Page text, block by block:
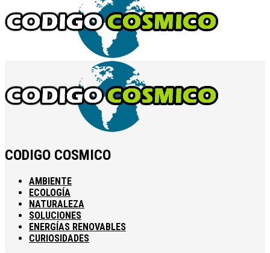
CODIGO COSMICO
AMBIENTE
ECOLOGÍA
NATURALEZA
SOLUCIONES
ENERGÍAS RENOVABLES
CURIOSIDADES